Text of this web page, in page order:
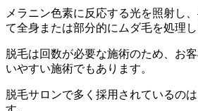
メラニン色素に反応する光を照射し
て全身または部分的にムダ毛を処理し
脱毛は回数が必要な施術のため、お
いやすい施術でもあります。
脱毛サロンで多く採用されているの